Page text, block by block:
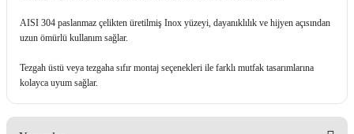
AISI 304 paslanmaz çelikten üretilmiş Inox yüzeyi, dayanıklılık ve hijyen açısından
uzun ömürlü kullanım sağlar.
Tezgah üstü veya tezgaha sıfır montaj seçenekleri ile farklı mutfak tasarımlarına
kolayca uyum sağlar.